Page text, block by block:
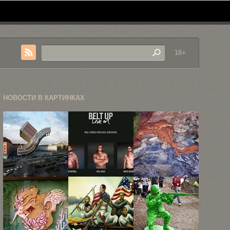
18+
НОВОСТИ В КАРТИНКАХ
88 вариантов
одного и
того ...
«Пристегнулся
— выжил»
«Индустриальные
шрамы», или
аэроснимки
загрязнения
...